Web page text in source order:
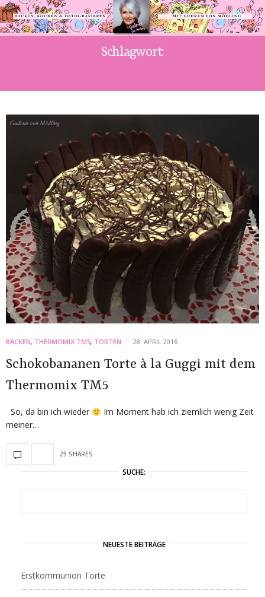
Schlagwort:
BACKEN, THERMOMIX TM5, TORTEN 28. APRIL 2016
Schokobananen Torte à la Guggi mit dem
Thermomix TM5
So, da bin ich wieder
Im Moment hab ich ziemlich wenig Zeit
meiner…
25 SHARES
SUCHE:
NEUESTE BEITRÄGE
Erstkommunion Torte